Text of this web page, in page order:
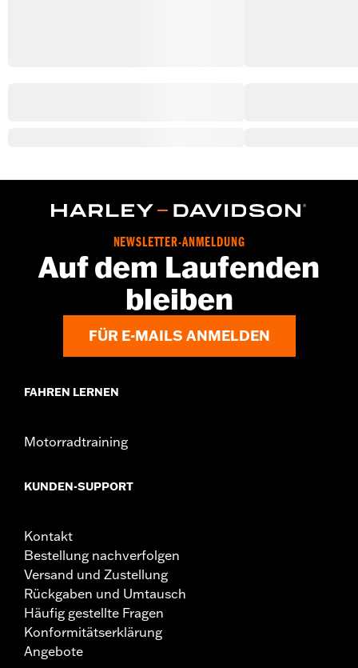
NEWSLETTER-ANMELDUNG
Auf dem Laufenden
bleiben
FÜR E-MAILS ANMELDEN
FAHREN LERNEN
Motorradtraining
KUNDEN-SUPPORT
Kontakt
Bestellung nachverfolgen
Versand und Zustellung
Rückgaben und Umtausch
Häufig gestellte Fragen
Konformitätserklärung
Angebote